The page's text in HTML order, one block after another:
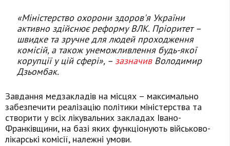
«Міністерство охорони здоров'я України
активно здійснює реформу ВЛК. Пріоритет –
швидке та зручне для людей проходження
комісій, а також унеможливлення будь-якої
корупції у цій сфері», – зазначивВолодимир
Дзьомбак.
Завдання медзакладів на місцях – максимально
забезпечити реалізацію політики міністерства та
створити у всіх лікувальних закладах Івано-
Франківщини, на базі яких функціонують військово-
лікарські комісії, належні умови.